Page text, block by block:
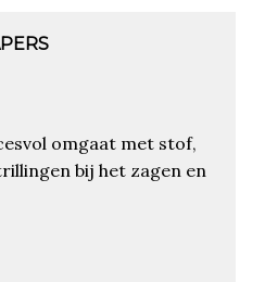
omgaat met stof,
bij het zagen en